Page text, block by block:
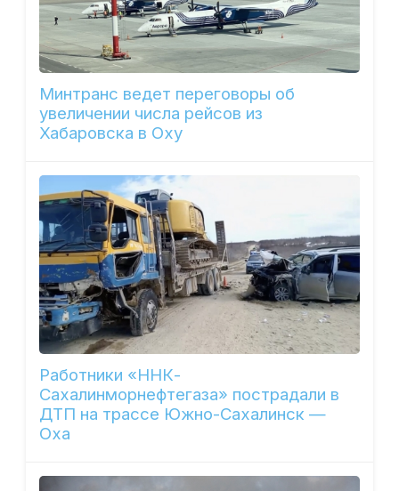
Минтранс ведет переговоры об
увеличении числа рейсов из
Хабаровска в Оху
Работники «ННК-
Сахалинморнефтегаза» пострадали в
ДТП на трассе Южно-Сахалинск —
Оха